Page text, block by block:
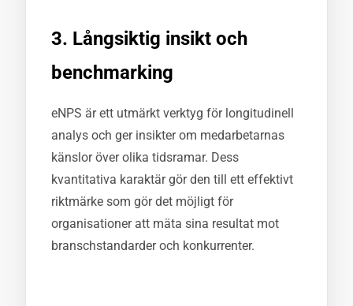
3. Långsiktig insikt och
benchmarking
eNPS är ett utmärkt verktyg för longitudinell
analys och ger insikter om medarbetarnas
känslor över olika tidsramar. Dess
kvantitativa karaktär gör den till ett effektivt
riktmärke som gör det möjligt för
organisationer att mäta sina resultat mot
branschstandarder och konkurrenter.